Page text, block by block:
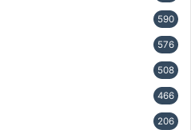
590
576
508
466
206